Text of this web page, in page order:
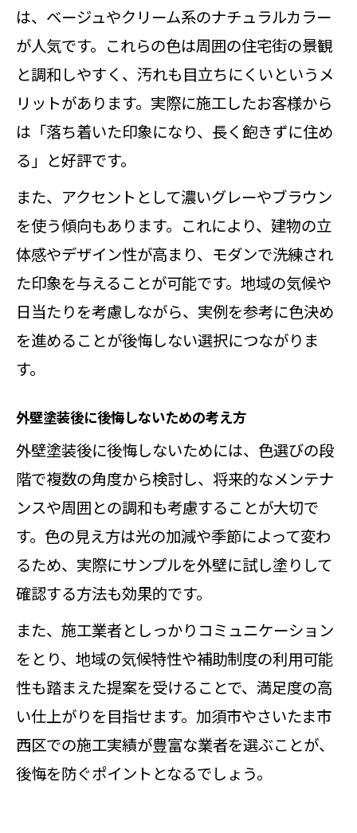
は、ベージュやクリーム系のナチュラルカラー
が人気です。これらの色は周囲の住宅街の景観
と調和しやすく、汚れも目立ちにくいというメ
リットがあります。実際に施工したお客様から
は「落ち着いた印象になり、長く飽きずに住め
る」と好評です。
また、アクセントとして濃いグレーやブラウン
を使う傾向もあります。これにより、建物の立
体感やデザイン性が高まり、モダンで洗練され
た印象を与えることが可能です。地域の気候や
日当たりを考慮しながら、実例を参考に色決め
を進めることが後悔しない選択につながりま
す。
外壁塗装後に後悔しないための考え方
外壁塗装後に後悔しないためには、色選びの段
階で複数の角度から検討し、将来的なメンテナ
ンスや周囲との調和も考慮することが大切で
す。色の見え方は光の加減や季節によって変わ
るため、実際にサンプルを外壁に試し塗りして
確認する方法も効果的です。
また、施工業者としっかりコミュニケーション
をとり、地域の気候特性や補助制度の利用可能
性も踏まえた提案を受けることで、満足度の高
い仕上がりを目指せます。加須市やさいたま市
西区での施工実績が豊富な業者を選ぶことが、
後悔を防ぐポイントとなるでしょう。